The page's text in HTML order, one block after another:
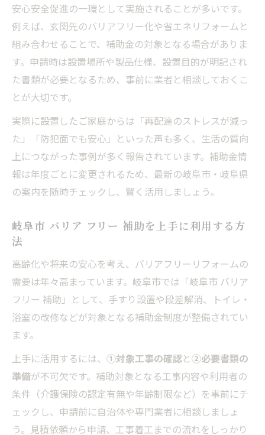
安心安全促進の一環として実施されることが多いです。
例えば、玄関先のバリアフリー化や省エネリフォームと
組み合わせることで、補助金の対象となる場合がありま
す。申請時は設置場所や製品仕様、設置目的が明記され
た書類が必要となるため、事前に業者と相談しておくこ
とが大切です。
実際に設置したご家庭からは「再配達のストレスが減っ
た」「防犯面でも安心」といった声も多く、生活の質向
上につながった事例が多く報告されています。補助金情
報は年度ごとに変更されるため、最新の岐阜市・岐阜県
の案内を随時チェックし、賢く活用しましょう。
岐阜市 バリア フリー 補助を上手に利用する方
法
高齢化や将来の安心を考え、バリアフリーリフォームの
需要は年々高まっています。岐阜市では「岐阜市 バリア
フリー 補助」として、手すり設置や段差解消、トイレ・
浴室の改修などが対象となる補助金制度が整備されてい
ます。
上手に活用するには、 ①対象工事の確認と②必要書類の
準備が不可欠です。補助対象となる工事内容や利用者の
条件（介護保険の認定有無や年齢制限など）を事前にチ
ェックし、申請前に自治体や専門業者に相談しましょ
う。見積依頼から申請、工事着工までの流れをしっかり